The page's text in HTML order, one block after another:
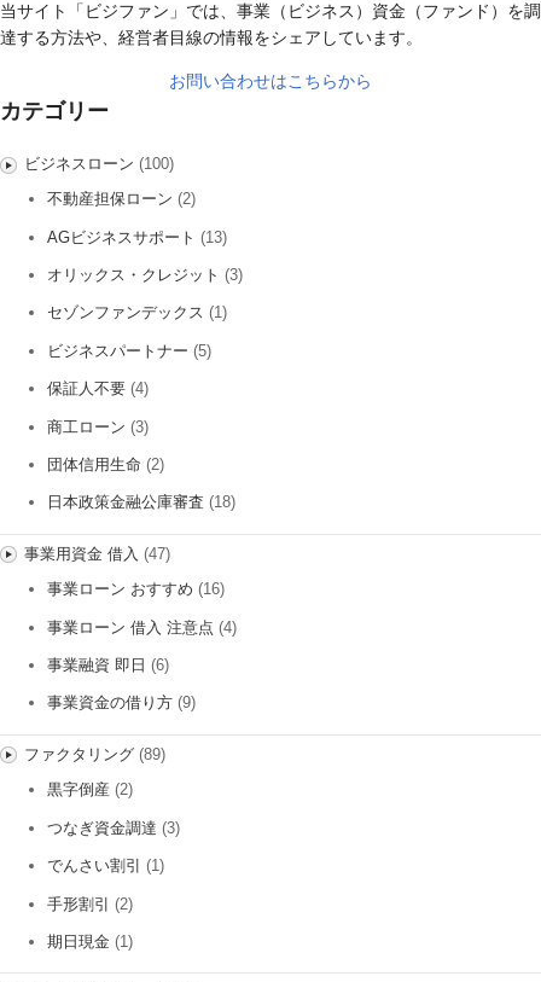
当サイト「ビジファン」では、事業（ビジネス）資金（ファンド）を調
達する方法や、経営者目線の情報をシェアしています。
お問い合わせはこちらから
カテゴリー
ビジネスローン (100)
不動産担保ローン (2)
AGビジネスサポート (13)
オリックス・クレジット (3)
セゾンファンデックス (1)
ビジネスパートナー (5)
保証人不要 (4)
商工ローン (3)
団体信用生命 (2)
日本政策金融公庫審査 (18)
事業用資金 借入 (47)
事業ローン おすすめ (16)
事業ローン 借入 注意点 (4)
事業融資 即日 (6)
事業資金の借り方 (9)
ファクタリング(89)
黒字倒産 (2)
つなぎ資金調達 (3)
でんさい割引 (1)
手形割引 (2)
期日現金 (1)